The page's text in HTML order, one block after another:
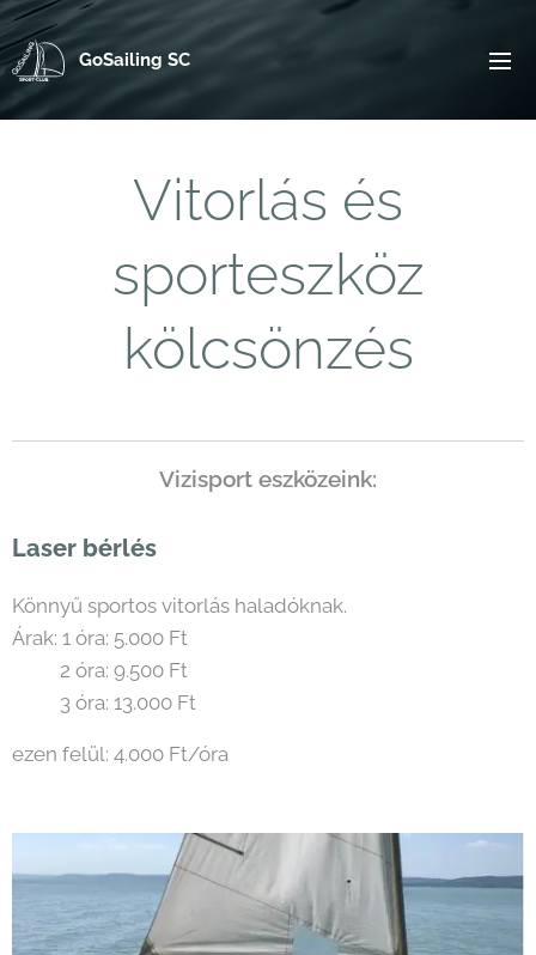
GoSailing SC
Vitorlás és
sporteszköz
kölcsönzés
Vizisport eszközeink:
Laser bérlés
Könnyű sportos vitorlás haladóknak.
Árak: 1 óra: 5.000 Ft
2 óra: 9.500 Ft
3 óra: 13.000 Ft
ezen felül: 4.000 Ft/óra